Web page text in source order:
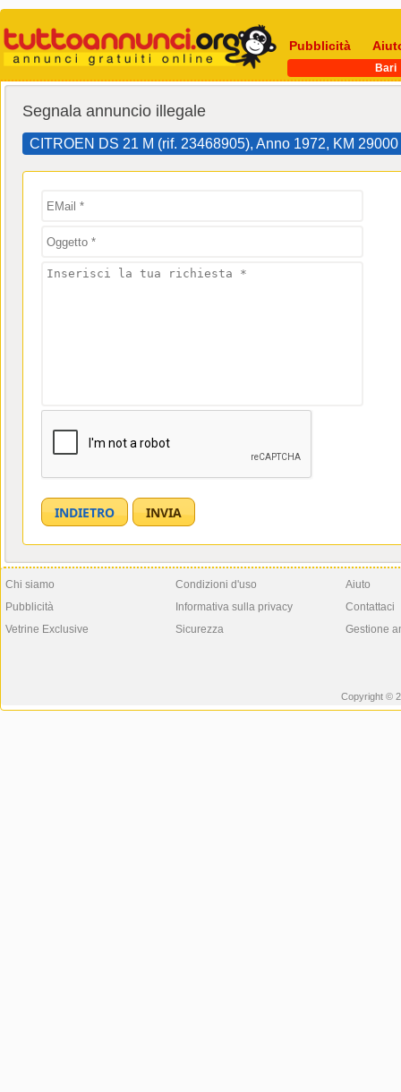
Pubblicità
Bari
Segnala annuncio illegale
CITROEN DS 21 M (rif. 23468905), Anno 1972, KM 29000
Chi siamo
Pubblicità
Vetrine Exclusive
Condizioni d'uso
Informativa sulla privacy
Sicurezza
Aiuto
Contattaci
Gestione
Copyright ©